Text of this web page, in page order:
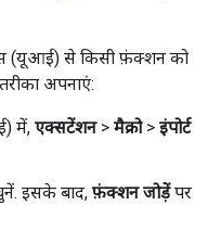
(यूआई) से किसी फ़ंक्शन को
अपनाएं:
में, एक्सटेंशन > मैक्रो > इंपोर्ट
इसके बाद, फ़ंक्शन जोड़ेंपर